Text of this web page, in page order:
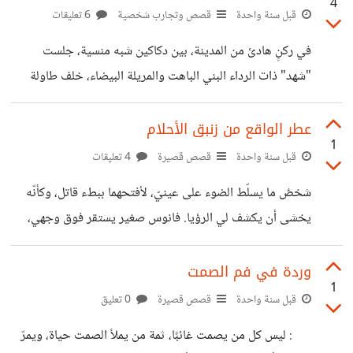
قِيَمي شُهُبٌ مِن نورِ الشَّمسِ ساطِعَةٌ، وأَخْلاقي لِبَليدِ العَقْلِ حَقْلٌ
مُوقَدًا. لا أَتَّخِذُ الوَسَطَ مَسْكَنًا، فإني على الجَانِبَيْنِ أَنْصِبُ وأَحْكُمُ
مَلْعَبًا. فلا تَنْسُبَنَّ إِلَيَّ مِن لَغْوِهِم مَشْهَدًا، وَازْهَدْ، فإنَّ
قبل سنة واحدة قصص وتجارب شخصية
في ركنٍ هادئ من المدينة، بين دكاكين شبه منسية، جلست
"شهد" ذات الرداء البني الباهت والمريلة البيضاء، خلف طاولة
خشبية في محل صغير يبيع ساعات كلاسيكية متأنقة بشدة.
كانت تضبط ساعة حائط قديمة، عندما دخل رجل مسنّ يحمل
— للأسف، أنا أصلح الساعات لا نوايا الزمن. جلس على الكرسي
المقابل، وأخذ يتأمل جدارًا تملؤه ساعات تدق، كلٌ منها في توقيت
مختلف. —
1
عطر الواقع من زنبق الأحلام
قبل سنة واحدة قصص قصيرة
شخصٌ ما يسلّط الضوء على عينيّ، لأفتحهما ببطء قاتل، وكأنّه
يخشى أن يكشف لي الرؤيا. فانوس صغير يستقر فوق وجهي،
وصوتٌ ناعم يسبق ملامحه. فتى في مقتبل العمر، متوسط
القامة، شعره داكن كأنه احترق للتو، وعيناه بلون العسل، تتدلّى
من أذنيه حلقتان تشبهان حلقات كوكب زحل بلونٍ أخضر، وبعض
الحكايات. قال بصوت هادئ: "أرجو المعذرة يا آنسة، لم أنتِ نائمة
1
وردة في فم الصمت
قبل سنة واحدة قصص قصيرة
: ليس كل من يصمت غائبًا، ثمة من يملأ الصمت حياة، ويمرّ